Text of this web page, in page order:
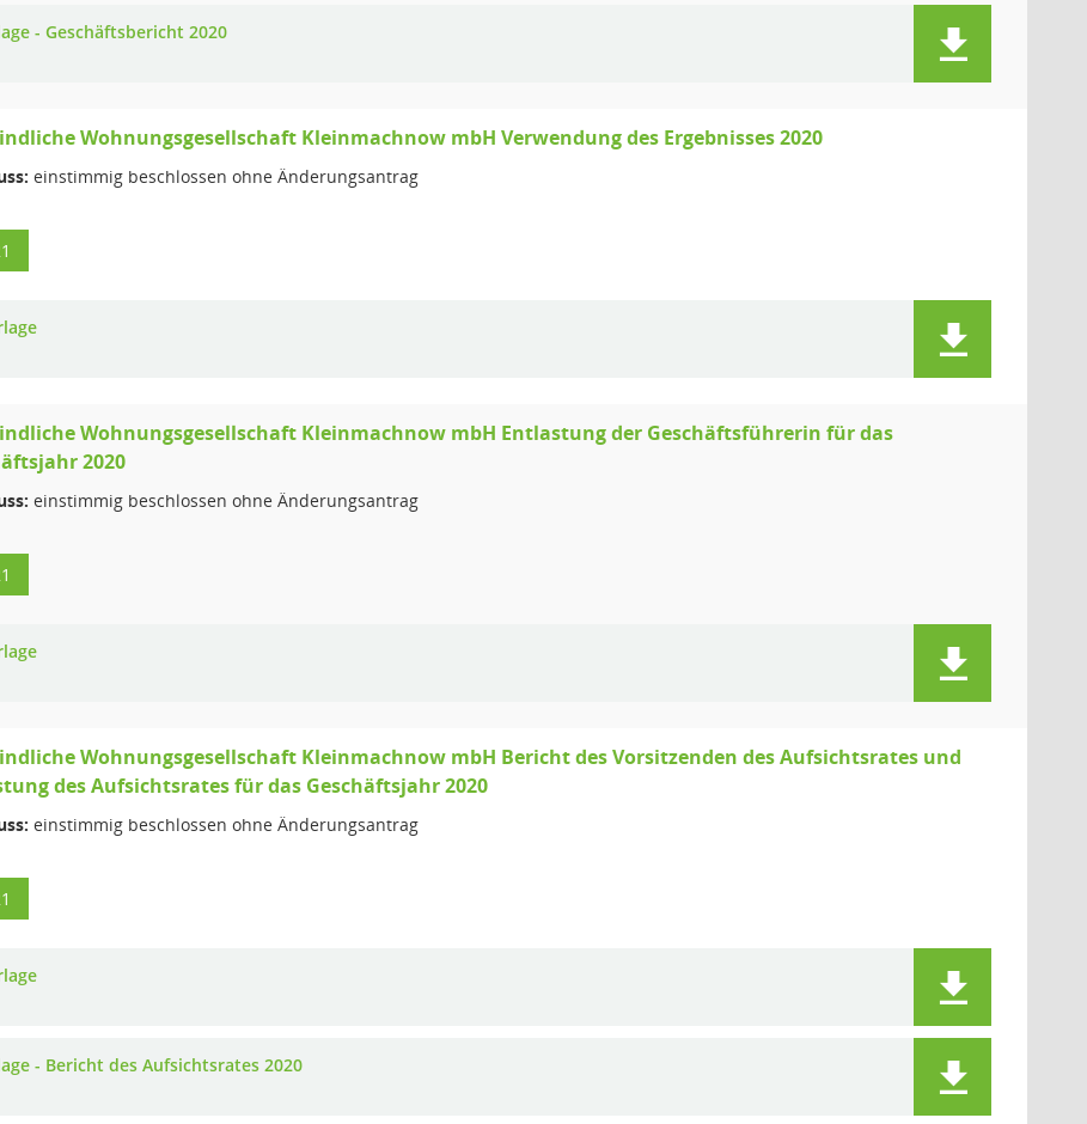
- Geschäftsbericht 2020
Wohnungsgesellschaft Kleinmachnow mbH Verwendung des Ergebnisses 2020
einstimmig beschlossen ohne Änderungsantrag
Wohnungsgesellschaft Kleinmachnow mbH Entlastung der Geschäftsführerin für das
2020
einstimmig beschlossen ohne Änderungsantrag
Wohnungsgesellschaft Kleinmachnow mbH Bericht des Vorsitzenden des Aufsichtsrates und
des Aufsichtsrates für das Geschäftsjahr 2020
einstimmig beschlossen ohne Änderungsantrag
- Bericht des Aufsichtsrates 2020